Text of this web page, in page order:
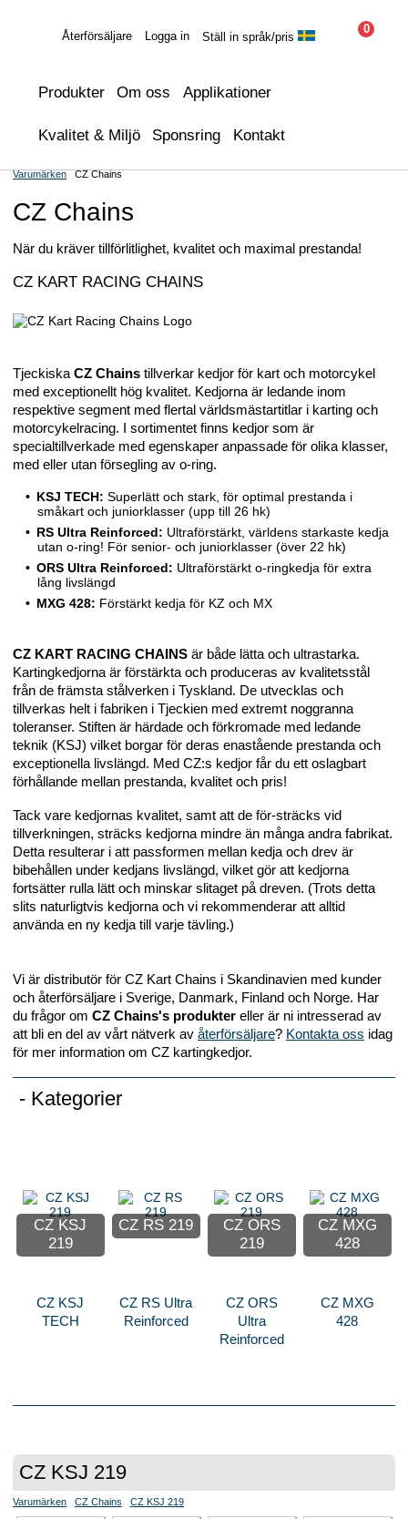
0
Ställ in språk/pris
Logga in
Återförsäljare
Produkter Om oss Applikationer
Kvalitet & Miljö Sponsring Kontakt
Varumärken CZ Chains
CZ Chains
När du kräver tillförlitlighet, kvalitet och maximal prestanda!
CZ KART RACING CHAINS
Tjeckiska CZ Chains tillverkar kedjor för kart och motorcykel
med exceptionellt hög kvalitet. Kedjorna är ledande inom
respektive segment med flertal världsmästartitlar i karting och
motorcykelracing. I sortimentet finns kedjor som är
specialtillverkade med egenskaper anpassade för olika klasser,
med eller utan försegling av o-ring.
KSJ TECH: Superlätt och stark, för optimal prestanda i
småkart och juniorklasser (upp till 26 hk)
RS Ultra Reinforced: Ultraförstärkt, världens starkaste kedja
utan o-ring! För senior- och juniorklasser (över 22 hk)
ORS Ultra Reinforced: Ultraförstärkt o-ringkedja för extra
lång livslängd
MXG 428: Förstärkt kedja för KZ och MX
CZ KART RACING CHAINS är både lätta och ultrastarka.
Kartingkedjorna är förstärkta och produceras av kvalitetsstål
från de främsta stålverken i Tyskland. De utvecklas och
tillverkas helt i fabriken i Tjeckien med extremt noggranna
toleranser. Stiften är härdade och förkromade med ledande
teknik (KSJ) vilket borgar för deras enastående prestanda och
exceptionella livslängd. Med CZ:s kedjor får du ett oslagbart
förhållande mellan prestanda, kvalitet och pris!
Tack vare kedjornas kvalitet, samt att de för-sträcks vid
tillverkningen, sträcks kedjorna mindre än många andra fabrikat.
Detta resulterar i att passformen mellan kedja och drev är
bibehållen under kedjans livslängd, vilket gör att kedjorna
fortsätter rulla lätt och minskar slitaget på dreven. (Trots detta
slits naturligtvis kedjorna och vi rekommenderar att alltid
använda en ny kedja till varje tävling.)
Vi är distributör för CZ Kart Chains i Skandinavien med kunder
och återförsäljare i Sverige, Danmark, Finland och Norge. Har
du frågor om CZ Chains's produkter eller är ni intresserad av
att bli en del av vårt nätverk av återförsäljare? Kontakta oss idag
för mer information om CZ kartingkedjor.
-Kategorier
CZ KSJ
219
CZ KSJ
TECH
CZ RS 219
CZ RS Ultra
Reinforced
CZ ORS
219
CZ ORS
Ultra
Reinforced
CZ MXG
428
CZ MXG
428
CZ KSJ 219
Varumärken CZ Chains CZ KSJ 219